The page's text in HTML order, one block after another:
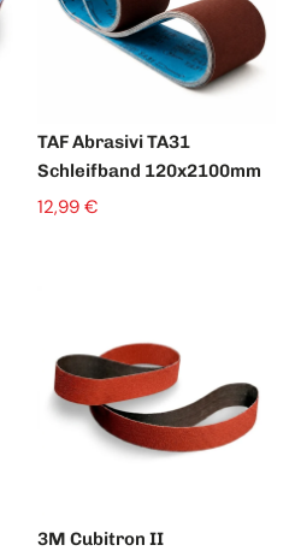
TAF Abrasivi TA31
Schleifband 120x2100mm
12,99 €
3M Cubitron II